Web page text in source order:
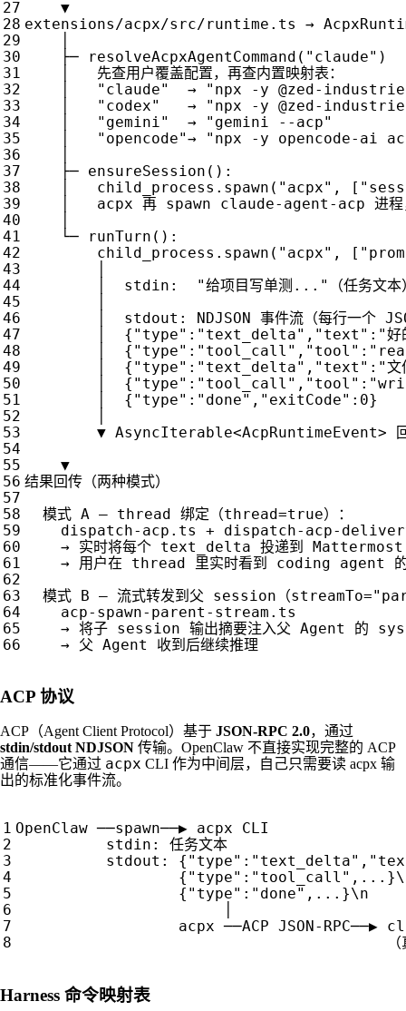
▼
extensions /acpx/src/runtime . ts →
├─
resolveAcpxAgentCommand ( "claude" )
先查用户覆盖配置，再查内置映射表：
"claude" →
"npx -y @zed-
"codex" →
"npx -y @zed-
"gemini" →
"gemini --acp"
"opencode"→
"npx -y opencode-ai
├─ ensureSession ():
child_process . spawn ( "acpx" , [
acpx 再 spawn claude- agent - acp 进
└─
runTurn ():
child_process . spawn ( "acpx" , [
stdin : "给项目写单测..."
（任务文本
stdout : NDJSON 事件流（每行一个
{ "type" : "text_delta" , "text" : "好
{ "type" : "tool_call" , "tool" :
{ "type" : "text_delta" , "text" : "文
{ "type" : "tool_call" , "tool" :
{ "type" : "done" , "exitCode" : 0}
▼ AsyncIterable<AcpRuntimeEvent>
▼
结果回传（两种模式）
模式 A — thread 绑定（thread=true）：
dispatch- acp . ts + dispatch- acp-
→
实时将每个 text_delta 投递到
Mattermost
→
用户在 thread 里实时看到 coding agent
模式 B — 流式转发到父 session （streamTo=
acp- spawn- parent - stream . ts
→ 将子 session 输出摘要注入父 Agent 的
→
父 Agent 收到后继续推理
ACP 协议
ACP（Agent Client Protocol）基于 JSON-RPC 2.0，通过
stdin/stdout NDJSON 传输。OpenClaw 不直接实现完整的 ACP
通信——它通过 acpx CLI 作为中间层，自己只需要读 acpx 输
出的标准化事件流。
OpenClaw ──spawn──▶ acpx
CLI
stdin :
任务文本
stdout : { "type" : "text_delta" ,
{ "type" : "tool_call" , ... }\
{ "type" : "done" , ... }\n
acpx ──ACP JSON- RPC──▶
Harness 命令映射表